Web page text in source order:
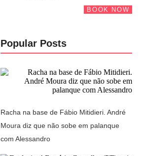
BOOK NOW
Popular Posts
Racha na base de Fábio Mitidieri. André
Moura diz que não sobe em palanque
com Alessandro